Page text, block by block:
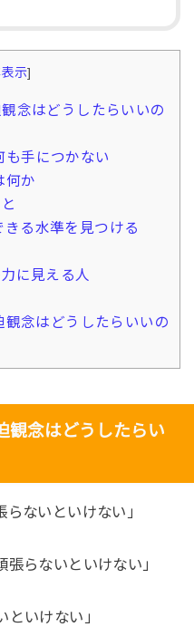
示]
念はどうしたらいいの
も手につかない
何か
る水準を見つける
に見える人
念はどうしたらいいの
観念はどうしたらい
らないといけない」
張らないといけない」
といけない」